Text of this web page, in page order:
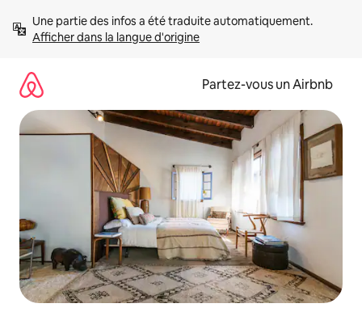
directement
Afficher dans la langue d'origine
Partez-vous un Airbnb